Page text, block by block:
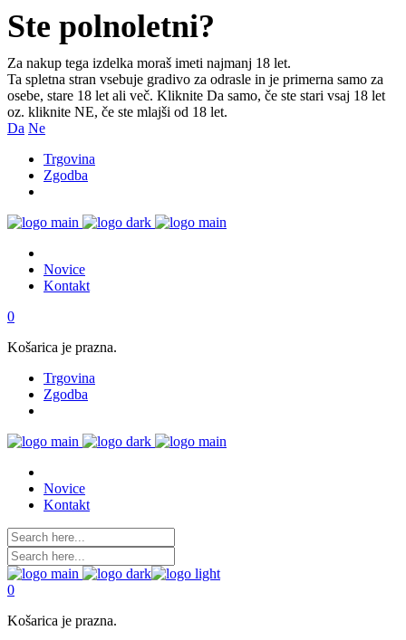
Ste polnoletni?
Za nakup tega izdelka moraš imeti najmanj 18 let.
Ta spletna stran vsebuje gradivo za odrasle in je primerna samo za
osebe, stare 18 let ali več. Kliknite Da samo, če ste stari vsaj 18 let
oz. kliknite NE, če ste mlajši od 18 let.
Da Ne
Trgovina
Zgodba
Novice
Kontakt
0
Košarica je prazna.
Trgovina
Zgodba
Novice
Kontakt
0
Košarica je prazna.